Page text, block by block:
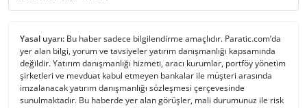
Yasal uyarı: Bu haber sadece bilgilendirme amaçlıdır. Paratic.com’da
yer alan bilgi, yorum ve tavsiyeler yatırım danışmanlığı kapsamında
değildir. Yatırım danışmanlığı hizmeti, aracı kurumlar, portföy yönetim
şirketleri ve mevduat kabul etmeyen bankalar ile müşteri arasında
imzalanacak yatırım danışmanlığı sözleşmesi çerçevesinde
sunulmaktadır. Bu haberde yer alan görüşler, mali durumunuz ile risk